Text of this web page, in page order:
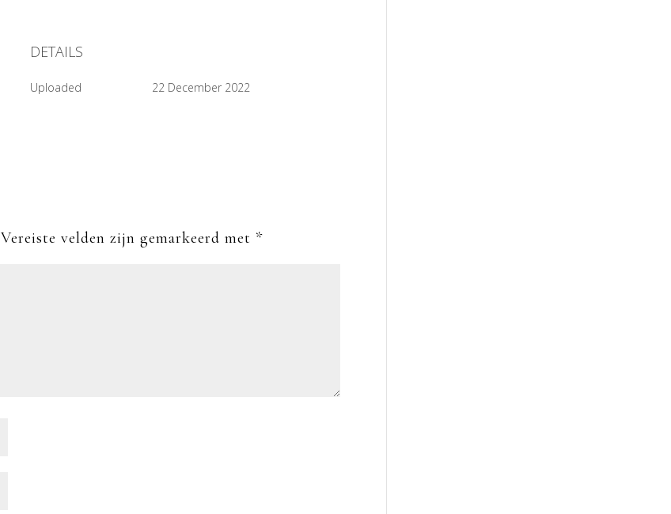
DETAILS
Uploaded 22 December 2022
Vereiste velden zijn gemarkeerd met *